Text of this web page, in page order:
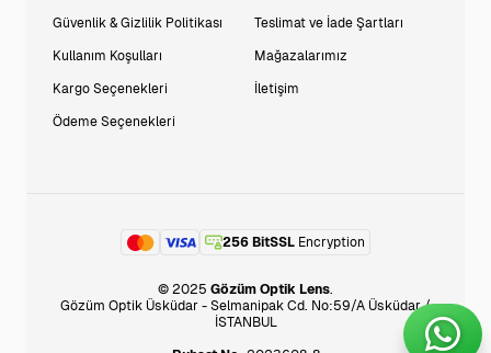
Güvenlik & Gizlilik Politikası
Kullanım Koşulları
Kargo Seçenekleri
Ödeme Seçenekleri
Teslimat ve İade Şartları
Mağazalarımız
İletişim
256 BitSSL Encryption
© 2025 Gözüm Optik Lens.
Gözüm Optik Üsküdar - Selmanipak Cd. No:59/A Üsküdar /
İSTANBUL